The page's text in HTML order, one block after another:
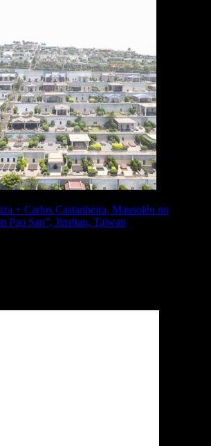
+ Carlos Castanheira, Mausoléu no
Pao San”, Jinshan, Taiwan